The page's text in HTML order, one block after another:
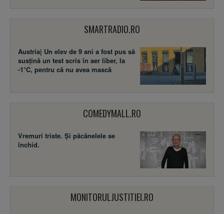
SMARTRADIO.RO
Austria| Un elev de 9 ani a fost pus să
susţină un test scris în aer liber, la
-1°C, pentru că nu avea mască
COMEDYMALL.RO
Vremuri triste. Şi păcănelele se
închid.
MONITORULJUSTITIEI.RO